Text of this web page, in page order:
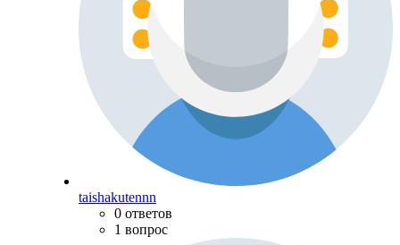
taishakutennn
0 ответов
1 вопрос